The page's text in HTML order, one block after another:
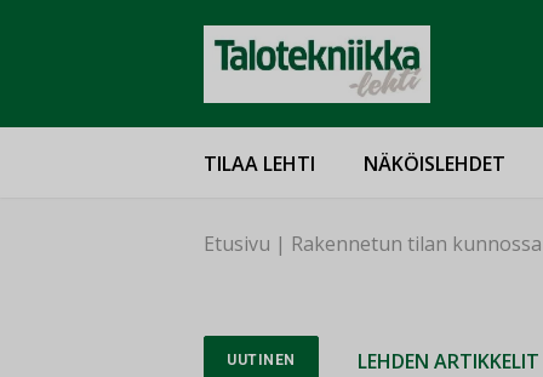
TILAA LEHTI NÄKÖISLEHDET
Etusivu | Rakennetun tilan
UUTINEN LEHDEN ARTIKKELIT